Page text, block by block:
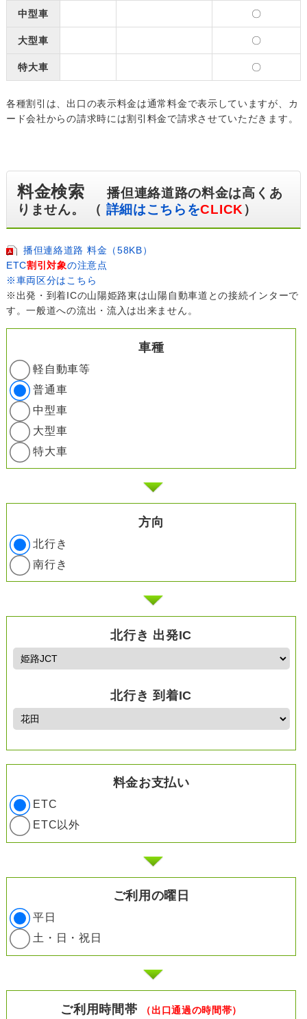
中型車 〇
大型車 〇
特大車 〇
各種割引は、出口の表示料金は通常料金で表示していますが、カ
ード会社からの請求時には割引料金で請求させていただきます。
料金検索播但連絡道路の料金は高くあ
りません。 （ 詳細はこちらをCLICK ）
播但連絡道路 料金（58KB）
ETC割引対象の注意点
※車両区分はこちら
※出発・到着ICの山陽姫路東は山陽自動車道との接続インターで
す。一般道への流出・流入は出来ません。
車種
軽自動車等
普通車
中型車
大型車
特大車
方向
北行き
南行き
北行き 出発IC
北行き 到着IC
料金お支払い
ETC
ETC以外
ご利用の曜日
平日
土・日・祝日
ご利用時間帯 （出口通過の時間帯）